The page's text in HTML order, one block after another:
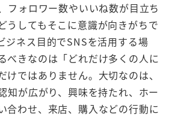
フォロワー数やいいね数が目立ち
うしてもそこに意識が向きがちで
ジネス目的でSNSを活用する場
べきなのは「どれだけ多くの人に
けではありません。大切なのは、
知が広がり、興味を持たれ、ホー
合わせ、来店、購入などの行動に